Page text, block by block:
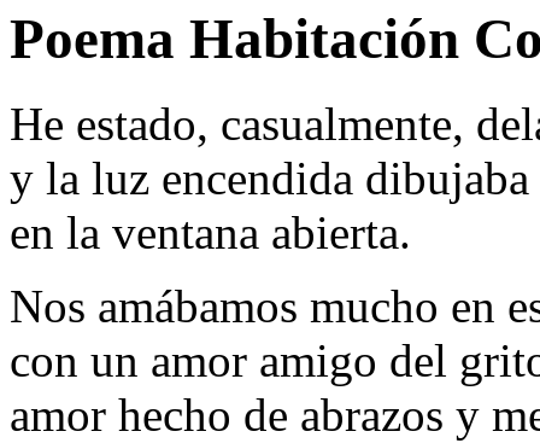
Poema Habitación
He estado, casualmente,
y la luz encendida dibujaba
en la ventana abierta.
Nos amábamos mucho en
con un amor amigo del
amor hecho de abrazos y